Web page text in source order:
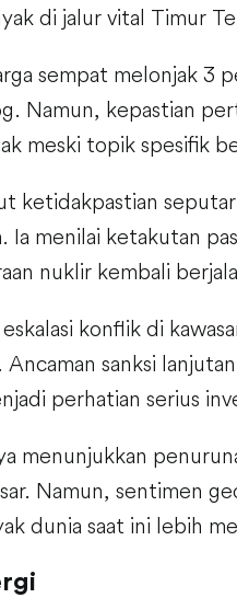
di jalur vital Timur
sempat melonjak 3
Namun, kepastian
meski topik spesifik
ketidakpastian seputar
menilai ketakutan
nuklir kembali
konflik di
sanksi
perhatian serius
menunjukkan
Namun, sentimen
dunia saat ini lebih